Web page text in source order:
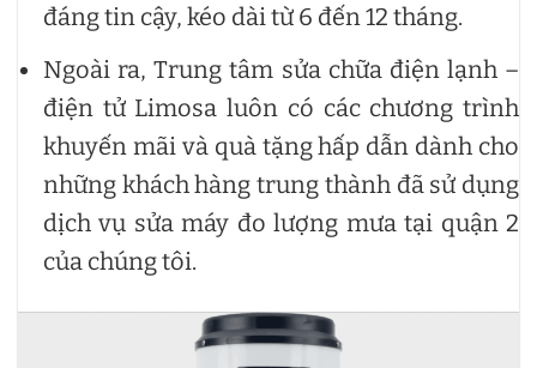
đáng tin cậy, kéo dài từ 6 đến 12 tháng.
Ngoài ra, Trung tâm sửa chữa điện lạnh –
điện tử Limosa luôn có các chương trình
khuyến mãi và quà tặng hấp dẫn dành cho
những khách hàng trung thành đã sử dụng
dịch vụ sửa máy đo lượng mưa tại quận 2
của chúng tôi.